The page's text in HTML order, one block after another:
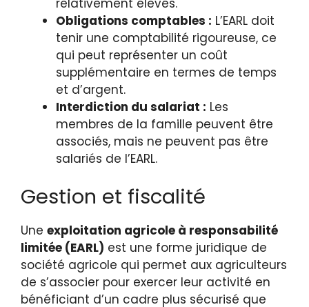
Obligations comptables : L’EARL doit
tenir une comptabilité rigoureuse, ce
qui peut représenter un coût
supplémentaire en termes de temps
et d’argent.
Interdiction du salariat : Les
membres de la famille peuvent être
associés, mais ne peuvent pas être
salariés de l’EARL.
Gestion et fiscalité
Une exploitation agricole à responsabilité
limitée (EARL) est une forme juridique de
société agricole qui permet aux agriculteurs
de s’associer pour exercer leur activité en
bénéficiant d’un cadre plus sécurisé que